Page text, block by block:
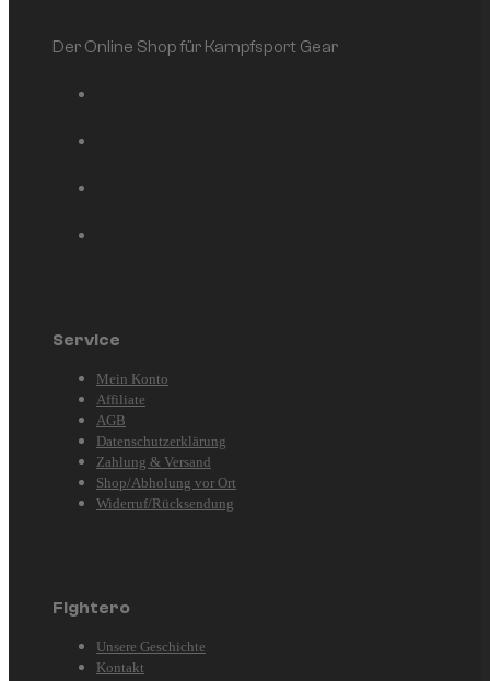
Der Online Shop für Kampfsport Gear
Service
Mein Konto
Affiliate
AGB
Datenschutzerklärung
Zahlung & Versand
Shop/Abholung vor Ort
Widerruf/Rücksendung
Fightero
Unsere Geschichte
Kontakt